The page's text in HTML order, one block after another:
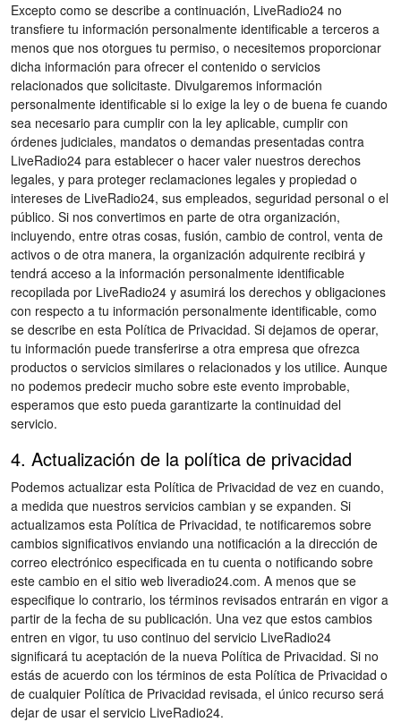
Excepto como se describe a continuación, LiveRadio24 no
transfiere tu información personalmente identificable a terceros a
menos que nos otorgues tu permiso, o necesitemos proporcionar
dicha información para ofrecer el contenido o servicios
relacionados que solicitaste. Divulgaremos información
personalmente identificable si lo exige la ley o de buena fe cuando
sea necesario para cumplir con la ley aplicable, cumplir con
órdenes judiciales, mandatos o demandas presentadas contra
LiveRadio24 para establecer o hacer valer nuestros derechos
legales, y para proteger reclamaciones legales y propiedad o
intereses de LiveRadio24, sus empleados, seguridad personal o el
público. Si nos convertimos en parte de otra organización,
incluyendo, entre otras cosas, fusión, cambio de control, venta de
activos o de otra manera, la organización adquirente recibirá y
tendrá acceso a la información personalmente identificable
recopilada por LiveRadio24 y asumirá los derechos y obligaciones
con respecto a tu información personalmente identificable, como
se describe en esta Política de Privacidad. Si dejamos de operar,
tu información puede transferirse a otra empresa que ofrezca
productos o servicios similares o relacionados y los utilice. Aunque
no podemos predecir mucho sobre este evento improbable,
esperamos que esto pueda garantizarte la continuidad del
servicio.
4. Actualización de la política de privacidad
Podemos actualizar esta Política de Privacidad de vez en cuando,
a medida que nuestros servicios cambian y se expanden. Si
actualizamos esta Política de Privacidad, te notificaremos sobre
cambios significativos enviando una notificación a la dirección de
correo electrónico especificada en tu cuenta o notificando sobre
este cambio en el sitio web liveradio24.com. A menos que se
especifique lo contrario, los términos revisados entrarán en vigor a
partir de la fecha de su publicación. Una vez que estos cambios
entren en vigor, tu uso continuo del servicio LiveRadio24
significará tu aceptación de la nueva Política de Privacidad. Si no
estás de acuerdo con los términos de esta Política de Privacidad o
de cualquier Política de Privacidad revisada, el único recurso será
dejar de usar el servicio LiveRadio24.